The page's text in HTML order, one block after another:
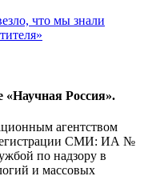
что мы знали
«Научная Россия».
агентством
регистрации СМИ: ИА №
по надзору в
и массовых